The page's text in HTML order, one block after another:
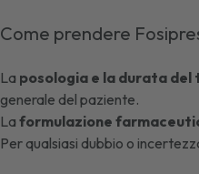
Come prendere
La posologia e la durata
generale del paziente.
Laformulazione
Per qualsiasi dubbio o